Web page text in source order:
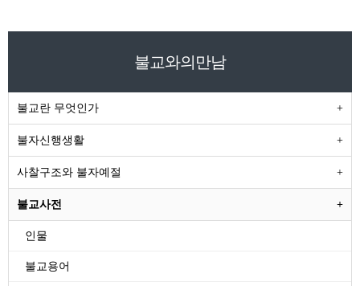
불교와의만남
불교란 무엇인가
불자신행생활
사찰구조와 불자예절
불교사전
인물
불교용어